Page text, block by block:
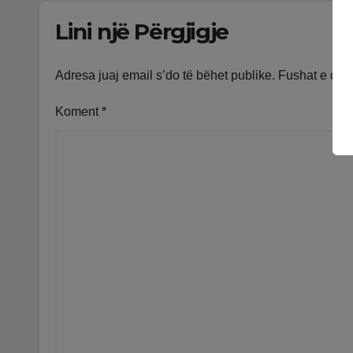
Lini një Përgjigje
Adresa juaj email s’do të bëhet publike. Fushat e
Koment *